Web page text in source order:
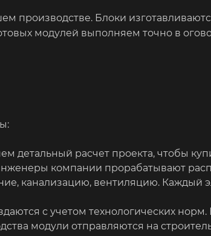
Блоки
модулей выполняем точно в
детальный расчет проекта, чтобы
компании прорабатывают
канализацию, вентиляцию. Каждый
с учетом технологических
модули отправляются на